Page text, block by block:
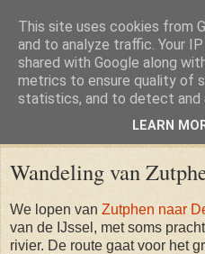
Saturday, 10 June 2017
Wandeling van
We lopen van Zutphen naar
van de IJssel, met soms
rivier. De route gaat voor het
This site uses cookies from
and to analyze traffic. Your
shared with Google along
metrics to ensure quality of
statistics, and to detect and
LEARN